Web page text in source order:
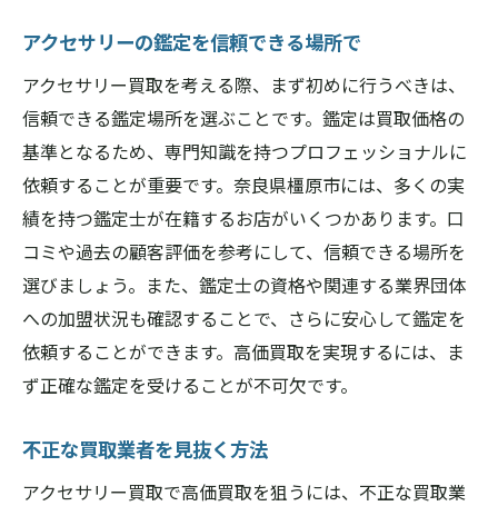
アクセサリーの鑑定を信頼できる場所で
アクセサリー買取を考える際、まず初めに行うべきは、
信頼できる鑑定場所を選ぶことです。鑑定は買取価格の
基準となるため、専門知識を持つプロフェッショナルに
依頼することが重要です。奈良県橿原市には、多くの実
績を持つ鑑定士が在籍するお店がいくつかあります。口
コミや過去の顧客評価を参考にして、信頼できる場所を
選びましょう。また、鑑定士の資格や関連する業界団体
への加盟状況も確認することで、さらに安心して鑑定を
依頼することができます。高価買取を実現するには、ま
ず正確な鑑定を受けることが不可欠です。
不正な買取業者を見抜く方法
アクセサリー買取で高価買取を狙うには、不正な買取業